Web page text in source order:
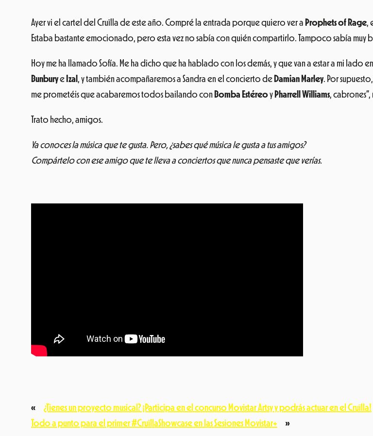
Ayer vi el cartel del Cruïlla de este año. Compré la entrada porque quiero ver a Prophets of Rage,
Estaba bastante emocionado, pero esta vez no sabía con quién compartirlo. Tampoco sabía muy
Hoy me ha llamado Sofía. Me ha dicho que ha hablado con los demás, y que van a estar a mi lado
Bunburye Izal , y también acompañaremos a Sandra en el concierto de Damian Marley. Por
me prometéis que acabaremos todos bailando con Bomba Estéreoy Pharrell Williams,
Trato hecho, amigos.
Ya conoces la música que te gusta. Pero, ¿sabes qué música le gusta a tus amigos?
Compártelo con ese amigo que te lleva a conciertos que nunca pensaste que verías.
«
¿Tienes un proyecto musical? ¡Participa en el concurso Movistar Artsy y podrás actuar en el Cruïlla!
Todo a punto para el primer #CruïllaShowcase en las Sesiones Movistar+
»